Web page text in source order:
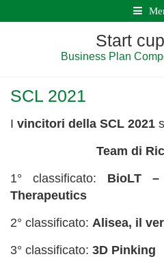
Start
Business Plan
SCL 2021
I vincitori della SCL 2021
Team di
1° classificato: BioLT –
Therapeutics
2° classificato: Alisea, il
3° classificato: 3D Pinking